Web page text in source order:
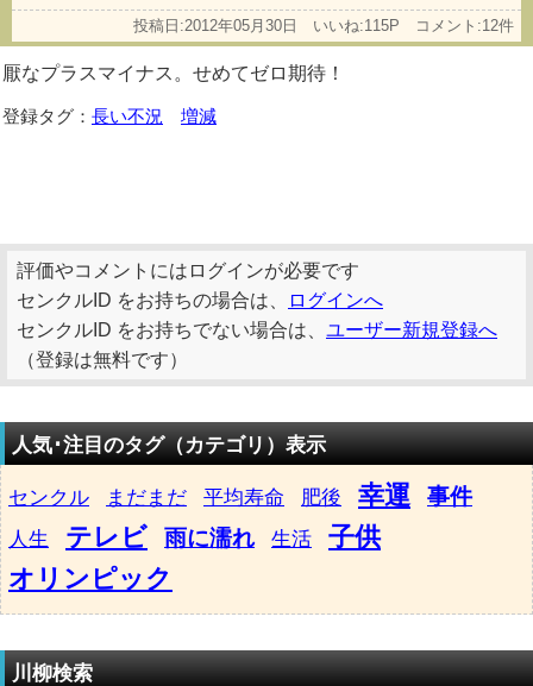
投稿日:2012年05月30日 いいね:115P コメント:12件
厭なプラスマイナス。せめてゼロ期待！
登録タグ： 長い不況 増減
評価やコメントにはログインが必要です
センクルID をお持ちの場合は、
ログインへ
センクルID をお持ちでない場合は、 ユーザー新規登録へ
（登録は無料です）
人気･注目のタグ（カテゴリ）表示
センクル まだまだ 平均寿命 肥後 幸運 事件
人生 テレビ 雨に濡れ 生活
子供
オリンピック
川柳検索